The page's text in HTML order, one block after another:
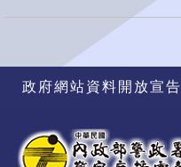
政府網站資料開放宣告